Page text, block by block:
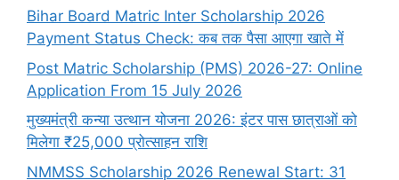
Bihar Board Matric Inter Scholarship 2026
Payment Status Check: कब तक पैसा आएगा खाते में
Post Matric Scholarship (PMS) 2026-27: Online
Application From 15 July 2026
मुख्यमंत्री कन्या उत्थान योजना 2026: इंटर पास छात्राओं को
मिलेगा ₹25,000 प्रोत्साहन राशि
NMMSS Scholarship 2026 Renewal Start: 31